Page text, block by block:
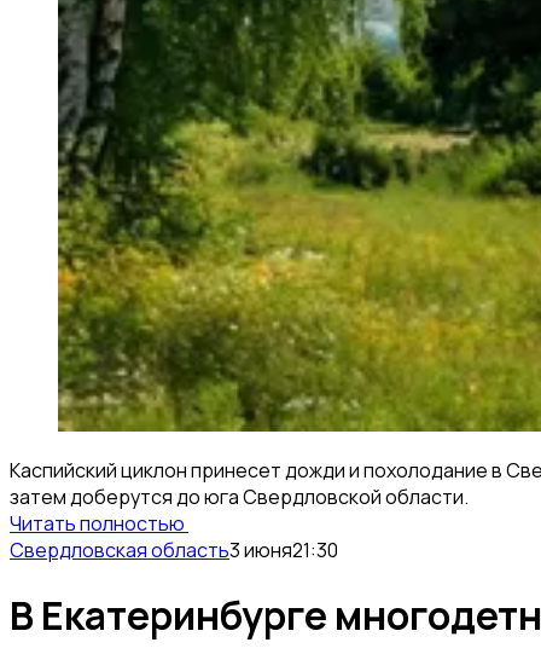
Каспийский циклон принесет дожди и похолодание в
затем доберутся до юга Свердловской области.
Читать полностью
Свердловская область3 июня21:30
В Екатеринбурге